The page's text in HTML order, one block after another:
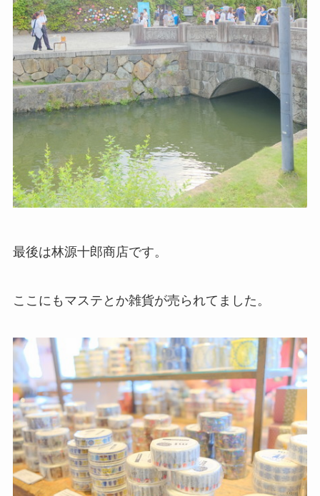
最後は林源十郎商店です。
ここにもマステとか雑貨が売られてました。